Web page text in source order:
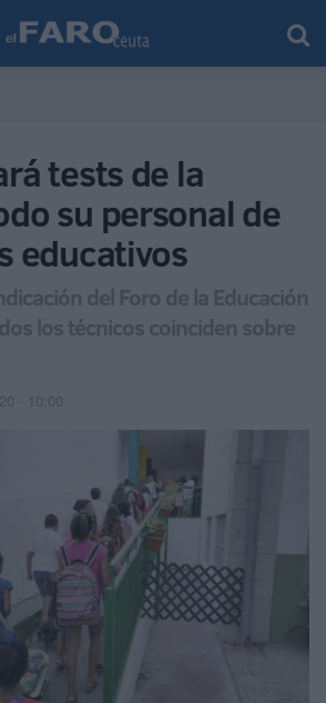
tests de la
su personal de
educativos
del Foro de la Educación
los técnicos coinciden sobre
- 10:00